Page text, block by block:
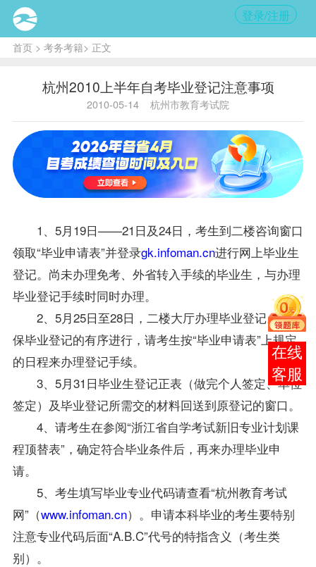
登录/注册
首页> 考务考籍> 正文
杭州2010上半年自考毕业登记注意事项
2010-05-14 杭州市教育考试院
1、5月19日——21日及24日，考生到二楼咨询窗口
领取“毕业申请表”并登录gk.infoman.cn进行网上毕业生
登记。尚未办理免考、外省转入手续的毕业生 ，与办理
毕业登记手续时同时办理。
2、5月25日至28日，二楼大厅办理毕业登记。为确
保毕业登记的有序进行，请考生按“毕业申请表”上规定
的日程来办理登记手续。
3、5月31日毕业生登记正表（做完个人签定、单位
签定）及毕业登记所需交的材料回送到原登记的窗口。
4、请考生在参阅“浙江省自学考试新旧专业计划课
程顶替表”，确定符合毕业条件后，再来办理毕业申
请。
5、考生填写毕业专业代码请查看“杭州教育考试
网”（www.infoman.cn）。申请本科毕业的考生要特别
注意专业代码后面“A.B.C”代号的特指含义（考生类
别）。
在线
客服